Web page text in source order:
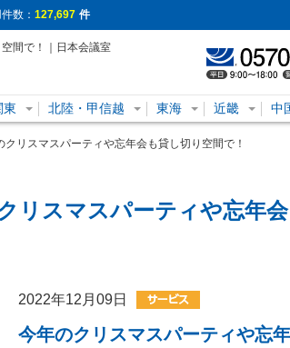
数： 127,697 件
間で！｜日本会議室
東 北陸・甲信越 東海 近畿 中
クリスマスパーティや忘年会も貸し切り空間で！
リスマスパーティや忘年
2022年12月09日
今年のクリスマスパーティや忘